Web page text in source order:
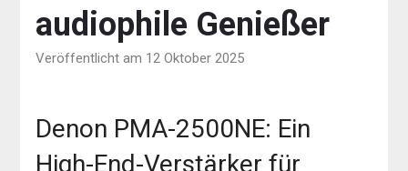
audiophile Genießer
Veröffentlicht am 12 Oktober 2025
Denon PMA-2500NE: Ein
High-End-Verstärker für